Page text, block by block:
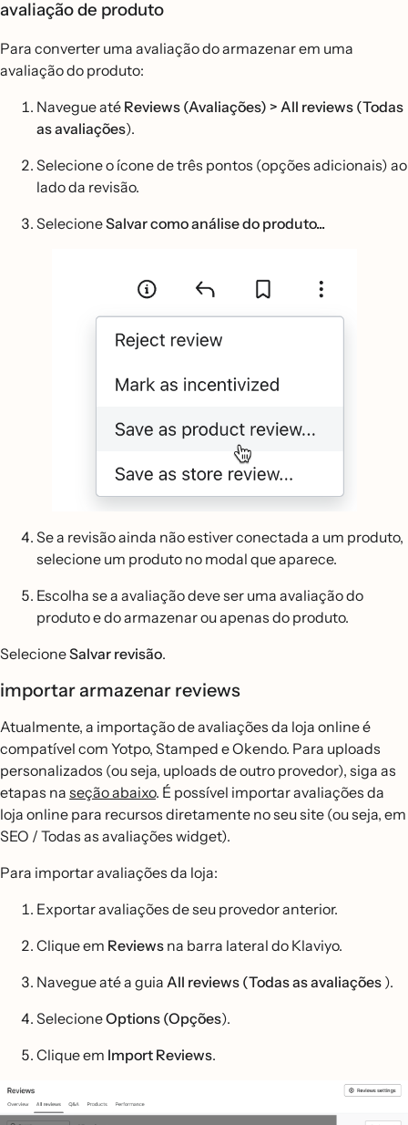
avaliação de produto
Para converter uma avaliação do armazenar em uma
avaliação do produto:
Navegue até Reviews (Avaliações) > All reviews (Todas
as avaliações).
Selecione o ícone de três pontos (opções adicionais) ao
lado da revisão.
SelecioneSalvar como análise do produto...
Se a revisão ainda não estiver conectada a um produto,
selecione um produto no modal que aparece.
Escolha se a avaliação deve ser uma avaliação do
produto e do armazenar ou apenas do produto.
SelecioneSalvar revisão.
importar armazenar reviews
Atualmente, a importação de avaliações da loja online é
compatível com Yotpo, Stamped e Okendo. Para uploads
personalizados (ou seja, uploads de outro provedor), siga as
etapas na seção abaixo. É possível importar avaliações da
loja online para recursos diretamente no seu site (ou seja, em
SEO / Todas as avaliações widget).
Para importar avaliações da loja:
Exportar avaliações de seu provedor anterior.
Clique em Reviews na barra lateral do Klaviyo.
Navegue até a guia All reviews (Todas as avaliações ).
SelecioneOptions (Opções).
Clique em Import Reviews.